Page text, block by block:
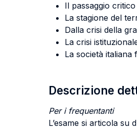
Il passaggio
La stagione del
Dalla crisi della
La crisi
La società italiana
Descrizione
Per i frequentanti
L’esame si articola